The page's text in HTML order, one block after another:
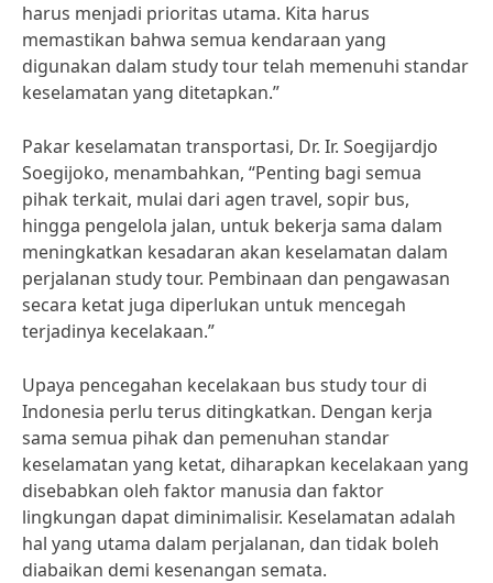
harus menjadi prioritas utama. Kita harus
memastikan bahwa semua kendaraan yang
digunakan dalam study tour telah memenuhi standar
keselamatan yang ditetapkan.”
Pakar keselamatan transportasi, Dr. Ir. Soegijardjo
Soegijoko, menambahkan, “Penting bagi semua
pihak terkait, mulai dari agen travel, sopir bus,
hingga pengelola jalan, untuk bekerja sama dalam
meningkatkan kesadaran akan keselamatan dalam
perjalanan study tour. Pembinaan dan pengawasan
secara ketat juga diperlukan untuk mencegah
terjadinya kecelakaan.”
Upaya pencegahan kecelakaan bus study tour di
Indonesia perlu terus ditingkatkan. Dengan kerja
sama semua pihak dan pemenuhan standar
keselamatan yang ketat, diharapkan kecelakaan yang
disebabkan oleh faktor manusia dan faktor
lingkungan dapat diminimalisir. Keselamatan adalah
hal yang utama dalam perjalanan, dan tidak boleh
diabaikan demi kesenangan semata.